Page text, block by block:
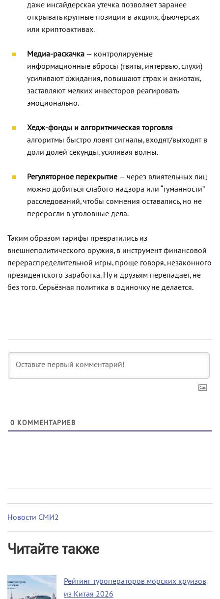
даже инсайдерская утечка позволяет заранее
открывать крупные позиции в акциях, фьючерсах
или криптоактивах.
Медиа-раскачка — контролируемые
информационные вбросы (твиты, интервью, слухи)
усиливают ожидания, повышают страх и ажиотаж,
заставляют мелких инвесторов реагировать
эмоционально.
Хедж-фонды и алгоритмическая торговля —
алгоритмы быстро ловят сигналы, входят/выходят в
доли долей секунды, усиливая волны.
Регуляторное перекрытие — через влиятельных лиц
можно добиться слабого надзора или “туманности”
расследований, чтобы сомнения оставались, но не
переросли в уголовные дела.
Таким образом тарифы превратились из
внешнеполитического оружия, в инструмент финансовой
перераспределительной игры, проще говоря, незаконного
президентского заработка. Ну и друзьям перепадает, не
без того. Серьёзная политика в одиночку не делается.
0 КОММЕНТАРИЕВ
Новости СМИ2
Читайте также
Рейтинг туроператоров морских круизов
из Китая 2026